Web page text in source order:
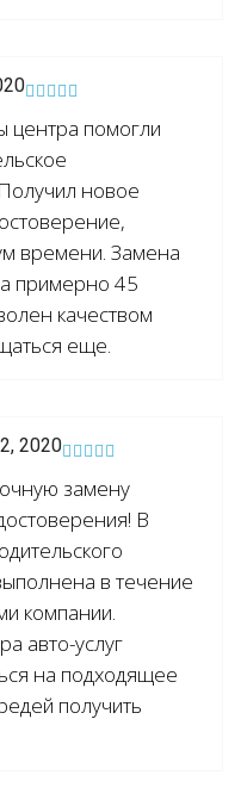
центра помогли
новое
времени. Замена
примерно 45
качеством
еще.
2020
замену
В
в течение
компании.
авто-услуг
на подходящее
получить